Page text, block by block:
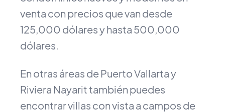
venta con precios que van desde
125,000 dólares y hasta 500,000
dólares.
En otras áreas de Puerto Vallarta y
Riviera Nayarit también puedes
encontrar villas con vista a campos de